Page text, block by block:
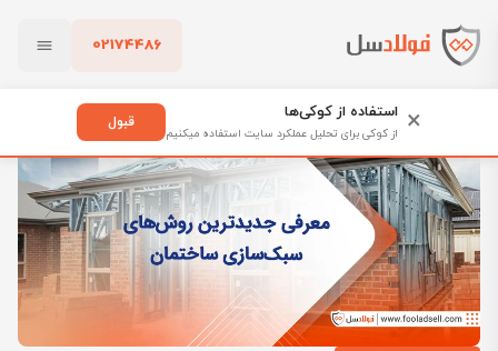
02174486
پاک کردن
فولادسل
معرفی جدیدترین روش‌های سبک سازی ساختمان
× استفاده از کوکی‌ها
از کوکی برای تحلیل عملکرد سایت استفاده میکنیم
قبول